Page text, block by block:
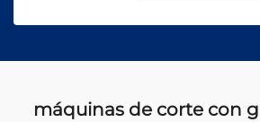
máquinas de corte con